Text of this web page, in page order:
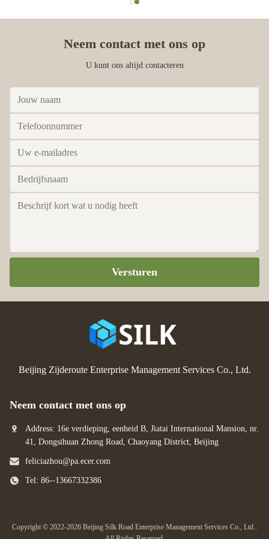
Neem contact met ons op
U kunt ons altijd contacteren
Versturen
Beijing Zijderoute Enterprise Management Services Co., Ltd.
Neem contact met ons op
Address: 16e verdieping, eenheid B, Jiatai International Mansion, nr.
41, Dongsihuan Zhong Road, Chaoyang District, Beijing
feliciazhou@pa.ecer.com
Tel: 86--13667332386
Copyright © 2022-2026 Beijing Silk Road Enterprise Management Services Co., Ltd..